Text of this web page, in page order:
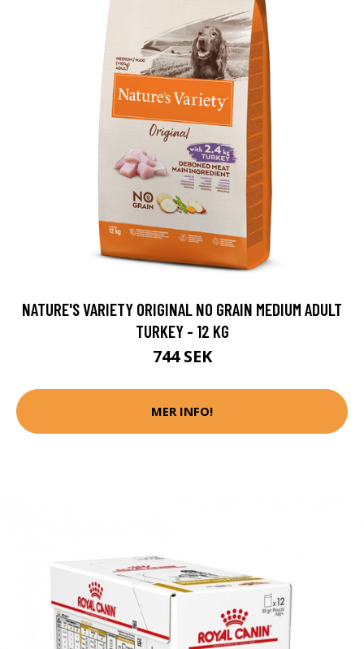
NATURE'S VARIETY ORIGINAL NO GRAIN MEDIUM ADULT
TURKEY - 12 KG
744 SEK
MER INFO!